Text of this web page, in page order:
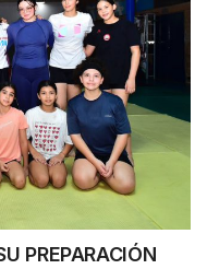
PREPARACIÓN